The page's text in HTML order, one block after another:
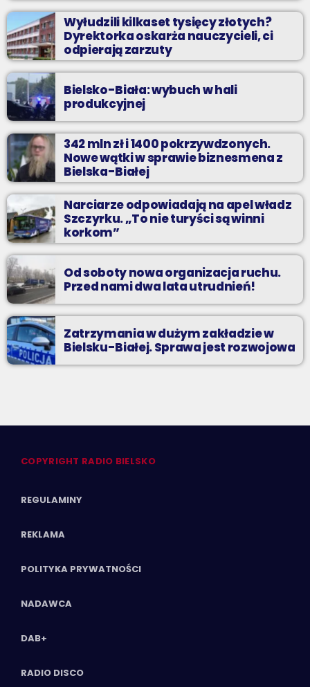
Wyłudzili kilkaset tysięcy złotych?
Dyrektorka oskarża nauczycieli, ci
odpierają zarzuty
Bielsko-Biała: wybuch w hali
produkcyjnej
342 mln zł i 1400 pokrzywdzonych.
Nowe wątki w sprawie biznesmena z
Bielska-Białej
Narciarze odpowiadają na apel władz
Szczyrku. „To nie turyści są winni
korkom”
Od soboty nowa organizacja ruchu.
Przed nami dwa lata utrudnień!
Zatrzymania w dużym zakładzie w
Bielsku-Białej. Sprawa jest rozwojowa
COPYRIGHT RADIO BIELSKO
REGULAMINY
REKLAMA
POLITYKA PRYWATNOŚCI
NADAWCA
DAB+
RADIO DISCO